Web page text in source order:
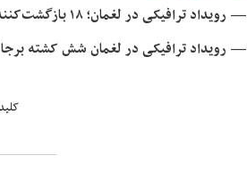
— رویداد ترافیکی در لغمان؛ ۱۸ بازگشت‌کننده جان باختند
— رویداد ترافیکی در لغمان شش کشته